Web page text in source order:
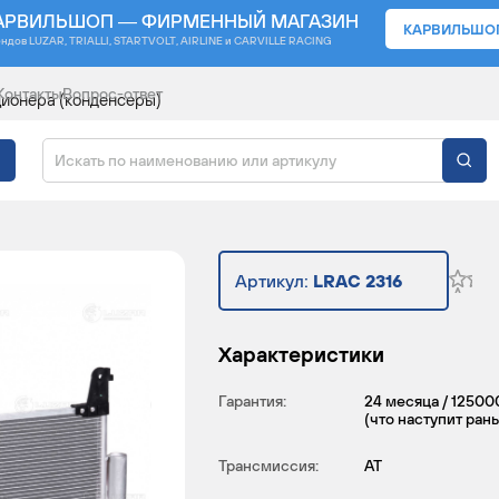
— ФИРМЕННЫЙ МАГАЗИН
LUZAR, TRIALLI, STARTVOLT, AIRLINE и CARVILLE RACING
Вопрос-ответ
(конденсеры)
ДЛЯ
Артикул: LRAC 2316
Характеристики
Гарантия:
24 месяца /
(что наступит
Трансмиссия: AT